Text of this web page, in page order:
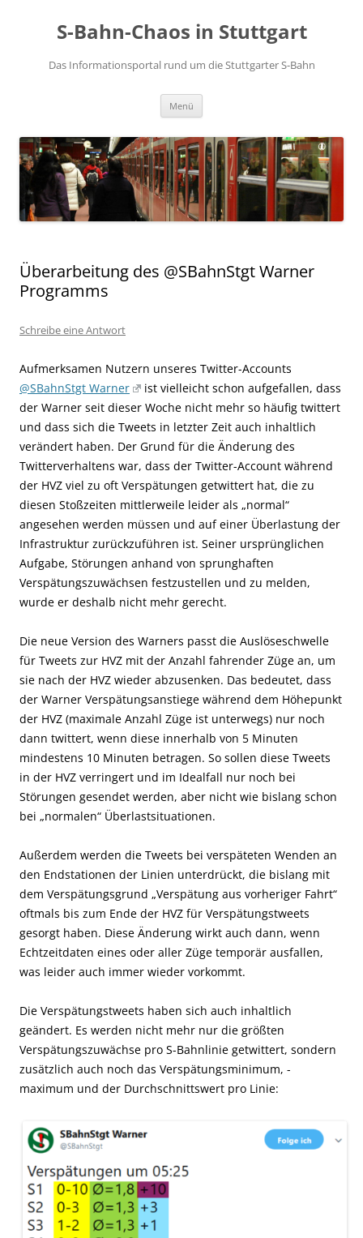
S-Bahn-Chaos in Stuttgart
Das Informationsportal rund um die Stuttgarter S-Bahn
Menü
Überarbeitung des @SBahnStgt Warner
Programms
Schreibe eine Antwort
Aufmerksamen Nutzern unseres Twitter-Accounts
@SBahnStgt Warner
ist vielleicht schon aufgefallen, dass
der Warner seit dieser Woche nicht mehr so häufig twittert
und dass sich die Tweets in letzter Zeit auch inhaltlich
verändert haben. Der Grund für die Änderung des
Twitterverhaltens war, dass der Twitter-Account während
der HVZ viel zu oft Verspätungen getwittert hat, die zu
diesen Stoßzeiten mittlerweile leider als „normal“
angesehen werden müssen und auf einer Überlastung der
Infrastruktur zurückzuführen ist. Seiner ursprünglichen
Aufgabe, Störungen anhand von sprunghaften
Verspätungszuwächsen festzustellen und zu melden,
wurde er deshalb nicht mehr gerecht.
Die neue Version des Warners passt die Auslöseschwelle
für Tweets zur HVZ mit der Anzahl fahrender Züge an, um
sie nach der HVZ wieder abzusenken. Das bedeutet, dass
der Warner Verspätungsanstiege während dem Höhepunkt
der HVZ (maximale Anzahl Züge ist unterwegs) nur noch
dann twittert, wenn diese innerhalb von 5 Minuten
mindestens 10 Minuten betragen. So sollen diese Tweets
in der HVZ verringert und im Idealfall nur noch bei
Störungen gesendet werden, aber nicht wie bislang schon
bei „normalen“ Überlastsituationen.
Außerdem werden die Tweets bei verspäteten Wenden an
den Endstationen der Linien unterdrückt, die bislang mit
dem Verspätungsgrund „Verspätung aus vorheriger Fahrt“
oftmals bis zum Ende der HVZ für Verspätungstweets
gesorgt haben. Diese Änderung wirkt auch dann, wenn
Echtzeitdaten eines oder aller Züge temporär ausfallen,
was leider auch immer wieder vorkommt.
Die Verspätungstweets haben sich auch inhaltlich
geändert. Es werden nicht mehr nur die größten
Verspätungszuwächse pro S-Bahnlinie getwittert, sondern
zusätzlich auch noch das Verspätungsminimum, -
maximum und der Durchschnittswert pro Linie: